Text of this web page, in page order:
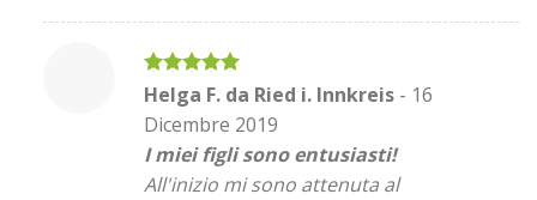
Valutato5
su 5
Helga F. da Ried i. Innkreis - 16
Dicembre 2019
I miei figli sono entusiasti!
All'inizio mi sono attenuta al